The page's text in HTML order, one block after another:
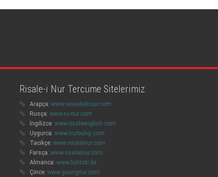
Risale-i Nur Tercüme Sitelerimiz
Arapça: www.rasaelalnour.com
Rusça: www.ru-nur.com
İngilizce: www.risaleenglish.com
Uygurca: www.nurbuliqi.com
Tacikçe: www.risolainur.com
Farsça: www.risalainur.com
Almanca: www.lichtstr.de
Çince: www.guangnur.com